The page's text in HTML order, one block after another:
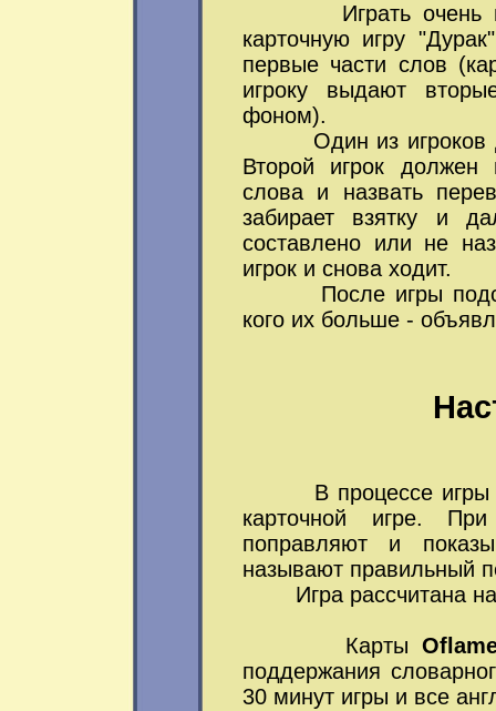
Играть очень
карточную игру
первые части слов
игроку выдают
фоном).
Один из игроков
Второй игрок должен
слова и назвать
забирает взятку и
составлено или не
игрок и снова ходит.
После игры
кого их больше -
В процессе игры
карточной игре.
поправляют и
называют правильный
Игра рассчитана на
Карты
поддержания
30 минут игры и все